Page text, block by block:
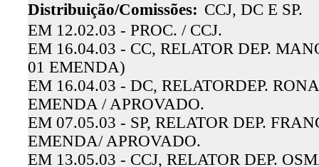
Distribuição/Comissões: CCJ, DC E SP.
EM 12.02.03 - PROC. / CCJ.
EM 16.04.03 - CC, RELATOR DEP.
01 EMENDA)
EM 16.04.03 - DC, RELATORDEP.
EMENDA / APROVADO.
EM 07.05.03 - SP, RELATOR DEP.
EMENDA/ APROVADO.
EM 13.05.03 - CCJ, RELATOR DEP.